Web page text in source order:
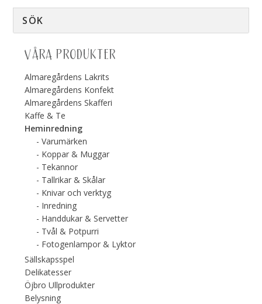
VÅRA PRODUKTER
Almaregårdens Lakrits
Almaregårdens Konfekt
Almaregårdens Skafferi
Kaffe & Te
Heminredning
Varumärken
Koppar & Muggar
Tekannor
Tallrikar & Skålar
Knivar och verktyg
Inredning
Handdukar & Servetter
Tvål & Potpurri
Fotogenlampor & Lyktor
Sällskapsspel
Delikatesser
Öjbro Ullprodukter
Belysning